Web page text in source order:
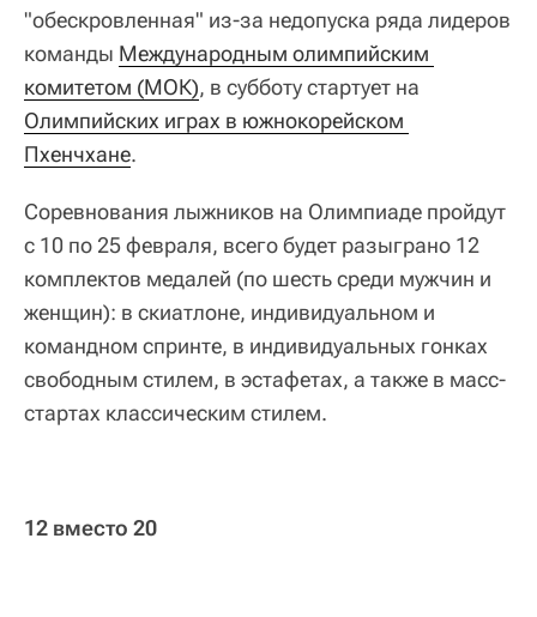
"обескровленная" из-за недопуска ряда лидеров
команды Международным олимпийским
комитетом (МОК), в субботу стартует на
Олимпийских играх в южнокорейском
Пхенчхане.
Соревнования лыжников на Олимпиаде пройдут
с 10 по 25 февраля, всего будет разыграно 12
комплектов медалей (по шесть среди мужчин и
женщин): в скиатлоне, индивидуальном и
командном спринте, в индивидуальных гонках
свободным стилем, в эстафетах, а также в масс-
стартах классическим стилем.
12 вместо 20